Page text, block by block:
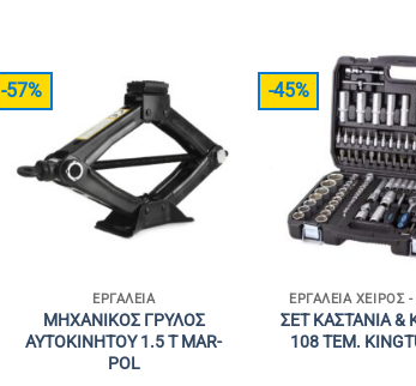
-57%
ΕΡΓΑΛΕΊΑ
ΜΗΧΑΝΙΚΟΣ ΓΡΥΛΟΣ
ΑΥΤΟΚΙΝΗΤΟΥ 1.5 T MAR-
POL
-45%
ΕΡΓΑΛΕΊΑ ΧΕΙΡΌΣ
ΣΕΤ ΚΑΣΤΑΝΙΑ &
108 ΤΕΜ.